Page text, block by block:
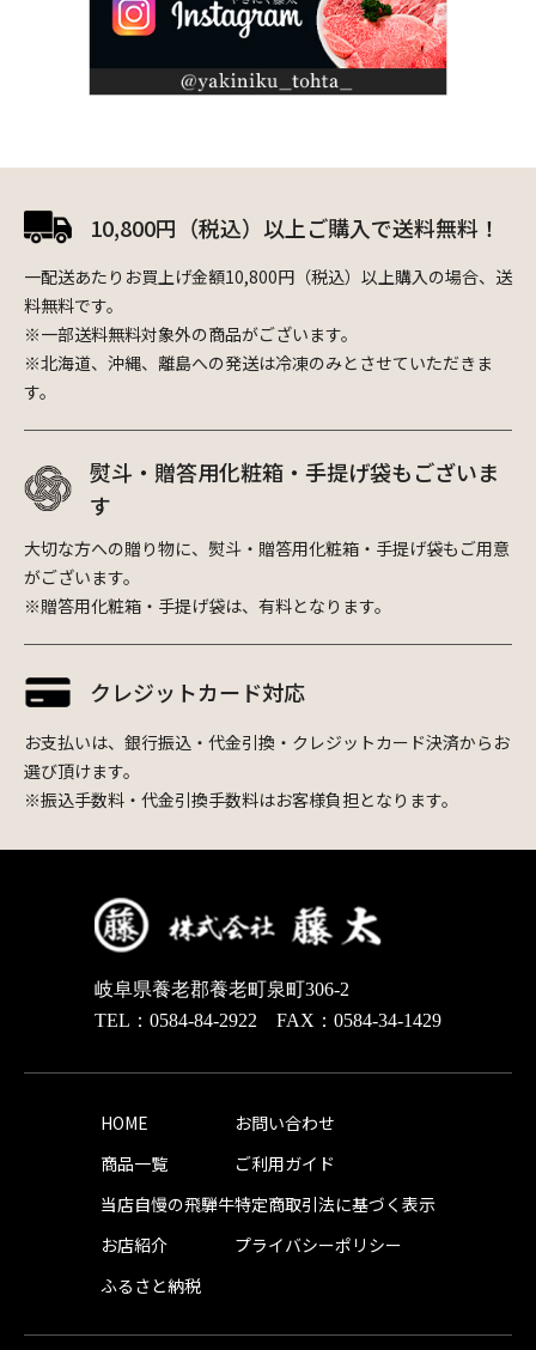
10,800円（税込）以上ご購入で送料無料！
一配送あたりお買上げ金額10,800円（税込）以上購入の場合、送
料無料です。
※一部送料無料対象外の商品がございます。
※北海道、沖縄、離島への発送は冷凍のみとさせていただきま
す。
熨斗・贈答用化粧箱・手提げ袋もございま
す
大切な方への贈り物に、熨斗・贈答用化粧箱・手提げ袋もご用意
がございます。
※贈答用化粧箱・手提げ袋は、有料となります。
クレジットカード対応
お支払いは、銀行振込・代金引換・クレジットカード決済からお
選び頂けます。
※振込手数料・代金引換手数料はお客様負担となります。
岐阜県養老郡養老町泉町306-2
TEL：0584-84-2922 FAX：0584-34-1429
HOME
商品一覧
当店自慢の飛騨牛
お店紹介
ふるさと納税
お問い合わせ
ご利用ガイド
特定商取引法に基づく表示
プライバシーポリシー